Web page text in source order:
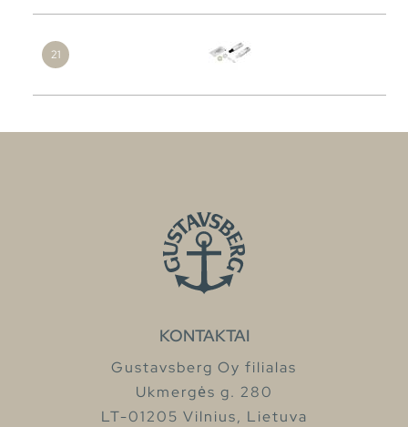
KONTAKTAI
Gustavsberg Oy filialas
Ukmergės g. 280
LT-01205 Vilnius, Lietuva